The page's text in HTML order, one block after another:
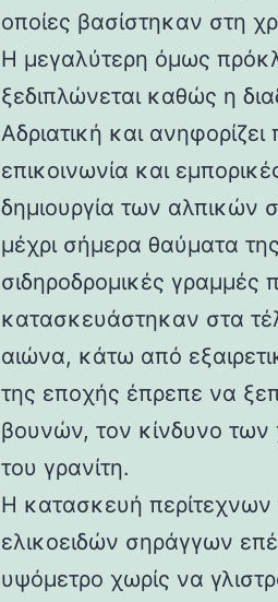
οποίες βασίστηκαν στη
Η μεγαλύτερη όμως
ξεδιπλώνεται καθώς η
Αδριατική και
επικοινωνία και
δημιουργία των αλπικών
μέχρι σήμερα θαύματα
σιδηροδρομικές γραμμές
κατασκευάστηκαν στα
αιώνα, κάτω από
της εποχής έπρεπε να
βουνών, τον κίνδυνο των
του γρανίτη.
Η κατασκευή
ελικοειδών σηράγγων
υψόμετρο χωρίς να